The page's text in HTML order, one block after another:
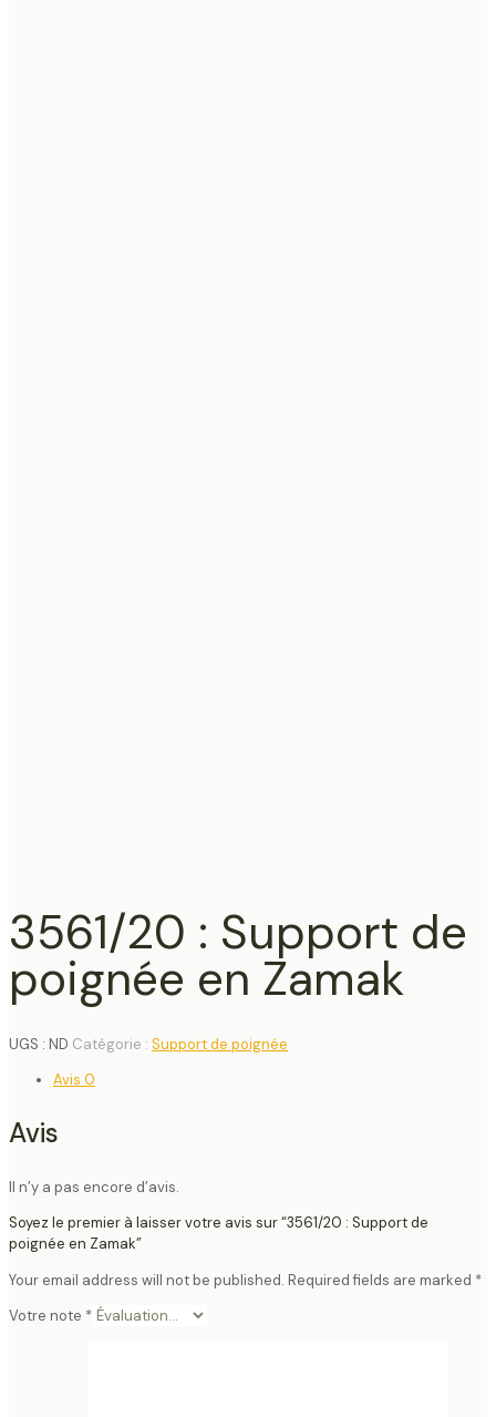
3561/20 : Support de
poignée en Zamak
UGS : ND Catégorie : Support de poignée
Avis 0
Avis
Il n’y a pas encore d’avis.
Soyez le premier à laisser votre avis sur “3561/20 : Support de
poignée en Zamak”
Your email address will not be published. Required fields are marked *
Votre note *